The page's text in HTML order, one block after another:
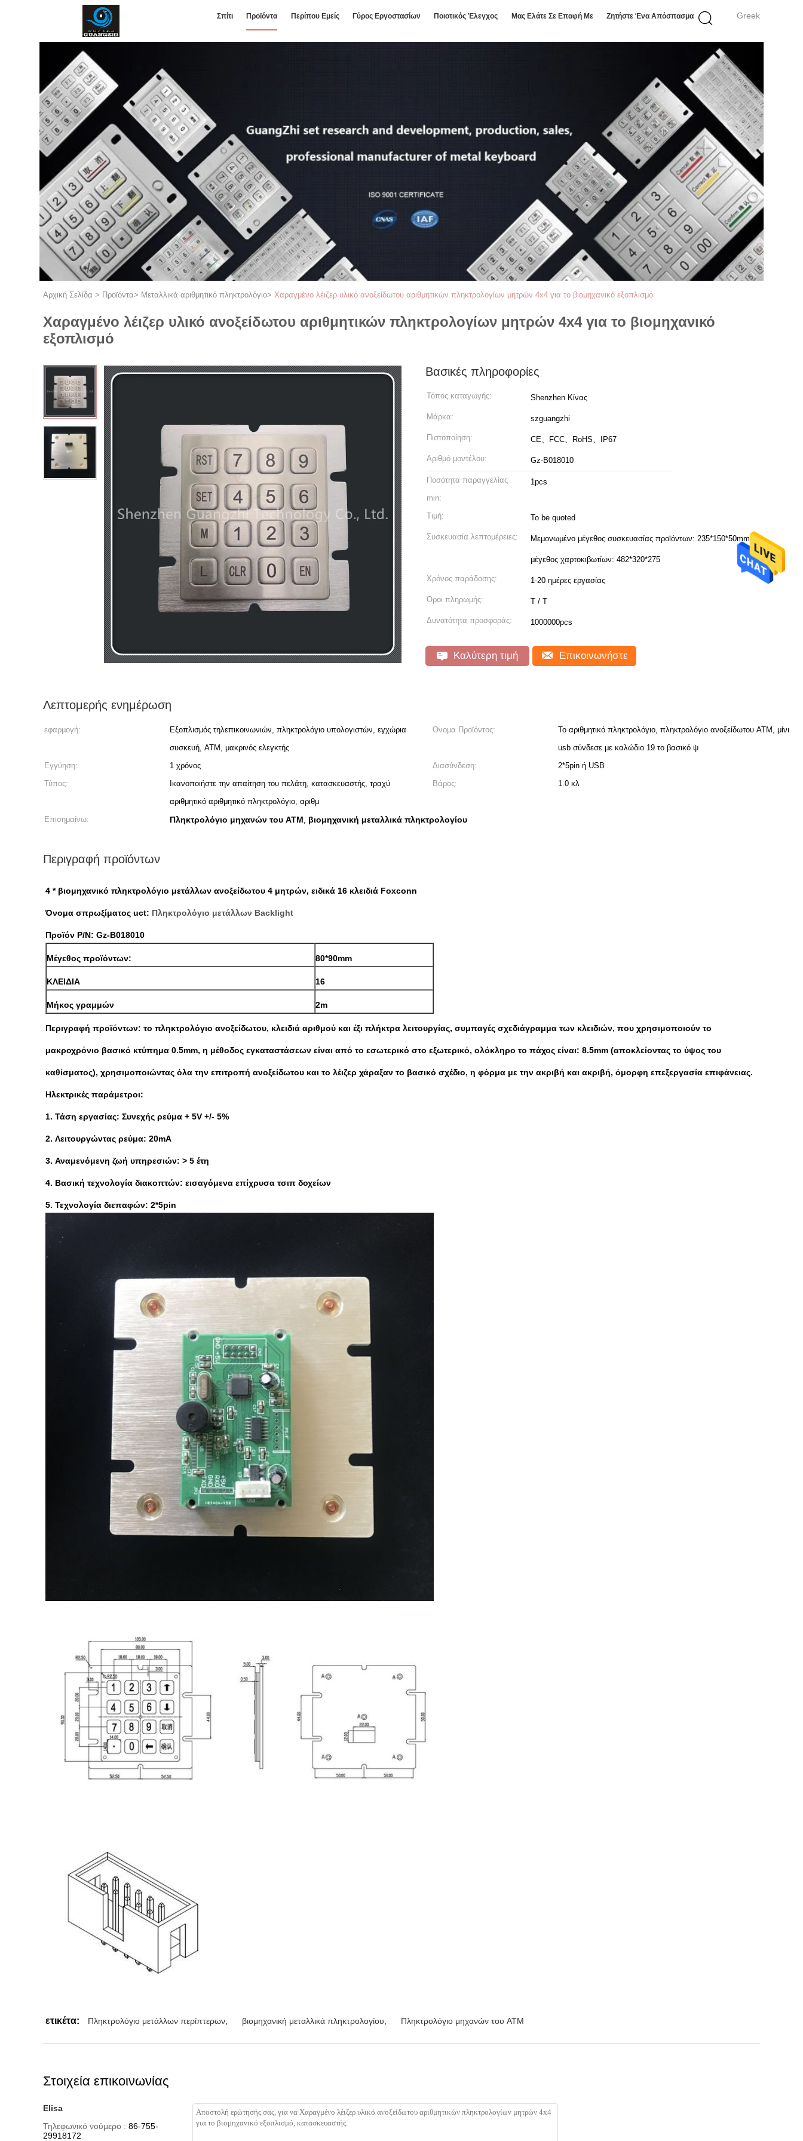
Greek
Σπίτι Προϊόντα Περίπου Εμείς Γύρος Εργοστασίων Ποιοτικός Έλεγχος Μας Ελάτε Σε Επαφή Με Ζητήστε Ένα Απόσπασμα
Αρχική Σελίδα > Προϊόντα> Μεταλλικά αριθμητικό πληκτρολόγιο> Χαραγμένο λέιζερ υλικό ανοξείδωτου αριθμητικών πληκτρολογίων μητρών 4x4 για το βιομηχανικό εξοπλισμό
Χαραγμένο λέιζερ υλικό ανοξείδωτου αριθμητικών πληκτρολογίων μητρών 4x4 για το βιομηχανικό
εξοπλισμό
Βασικές πληροφορίες
Τόπος καταγωγής: Shenzhen Κίνας
Μάρκα: szguangzhi
Πιστοποίηση: CE、FCC、RoHS、IP67
Αριθμό μοντέλου: Gz-B018010
Ποσότητα παραγγελίας
min:
1pcs
Τιμή: To be quoted
Συσκευασία λεπτομέρειες: Μεμονωμένο μέγεθος συσκευασίας προϊόντων: 235*150*50mm,
μέγεθος χαρτοκιβωτίων: 482*320*275
Χρόνος παράδοσης: 1-20 ημέρες εργασίας
Όροι πληρωμής: T / T
Δυνατότητα προσφοράς: 1000000pcs
Καλύτερη τιμή Επικοινωνήστε
Λεπτομερής ενημέρωση
εφαρμογή:
Εξοπλισμός τηλεπικοινωνιών, πληκτρολόγιο υπολογιστών, εγχώρια
συσκευή, ATM, μακρινός ελεγκτής
Όνομα Προϊόντος:
Το αριθμητικό πληκτρολόγιο, πληκτρολόγιο ανοξείδωτου ATM, μίνι
usb σύνδεσε με καλώδιο 19 το βασικό ψ
Εγγύηση:
1 χρόνος Διασύνδεση:
2*5pin ή USB
Τύπος:
Ικανοποιήστε την απαίτηση του πελάτη, κατασκευαστής, τραχύ
αριθμητικό αριθμητικό πληκτρολόγιο, αριθμ
Βάρος: 1.0 κλ
Επισημαίνω: Πληκτρολόγιο μηχανών του ATM, βιομηχανική μεταλλικά πληκτρολογίου
Περιγραφή προϊόντων
4 * βιομηχανικό πληκτρολόγιο μετάλλων ανοξείδωτου 4 μητρών, ειδικά 16 κλειδιά Foxconn
Όνομα σπρωξίματος uct: Πληκτρολόγιο μετάλλων Backlight
Προϊόν P/N: Gz-B018010
Μέγεθος προϊόντων: 80*90mm
ΚΛΕΙΔΙΑ 16
Μήκος γραμμών 2m
Περιγραφή προϊόντων: το πληκτρολόγιο ανοξείδωτου, κλειδιά αριθμού και έξι πλήκτρα λειτουργίας, συμπαγές σχεδιάγραμμα των κλειδιών, που χρησιμοποιούν το
μακροχρόνιο βασικό κτύπημα 0.5mm, η μέθοδος εγκαταστάσεων είναι από το εσωτερικό στο εξωτερικό, ολόκληρο το πάχος είναι: 8.5mm (αποκλείοντας το ύψος του
καθίσματος), χρησιμοποιώντας όλα την επιτροπή ανοξείδωτου και το λέιζερ χάραξαν το βασικό σχέδιο, η φόρμα με την ακριβή και ακριβή, όμορφη επεξεργασία επιφάνειας.
Ηλεκτρικές παράμετροι:
1. Τάση εργασίας: Συνεχής ρεύμα + 5V +/- 5%
2. Λειτουργώντας ρεύμα: 20mA
3. Αναμενόμενη ζωή υπηρεσιών: > 5 έτη
4. Βασική τεχνολογία διακοπτών: εισαγόμενα επίχρυσα τσιπ δοχείων
5. Τεχνολογία διεπαφών: 2*5pin
ετικέτα: Πληκτρολόγιο μετάλλων περίπτερων βιομηχανική μεταλλικά πληκτρολογίου Πληκτρολόγιο μηχανών του ATM
Στοιχεία επικοινωνίας
Elisa
Τηλεφωνικό νούμερο : 86-755-
29918172